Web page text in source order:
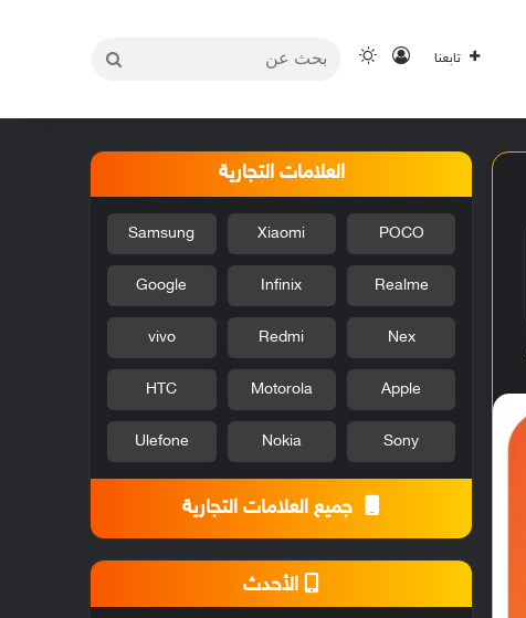
تابعنا تسجيل الدخول
الوضع المظلم
العلامات التجارية
POCO
Xiaomi
Samsung
Realme
Infinix
Google
Nex
Redmi
vivo
Apple
Motorola
HTC
Sony
Nokia
Ulefone
جميع العلامات التجارية
الأحدث